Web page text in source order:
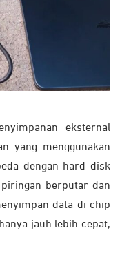
eksternal
yang menggunakan
dengan hard disk
berputar dan
data di chip
jauh lebih cepat,